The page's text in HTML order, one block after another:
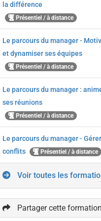
la différence
Présentiel / à distance
Le parcours du manager -
et dynamiser ses équipes
Présentiel / à distance
Le parcours du manager :
ses réunions
Présentiel / à distance
Le parcours du manager -
conflits
Présentiel / à distance
Voir toutes les
Partager cette formation